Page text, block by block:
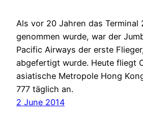
Als vor 20 Jahren das Terminal
genommen wurde, war der
Pacific Airways der erste
abgefertigt wurde. Heute fliegt
asiatische Metropole Hong
777 täglich an.
2 June 2014